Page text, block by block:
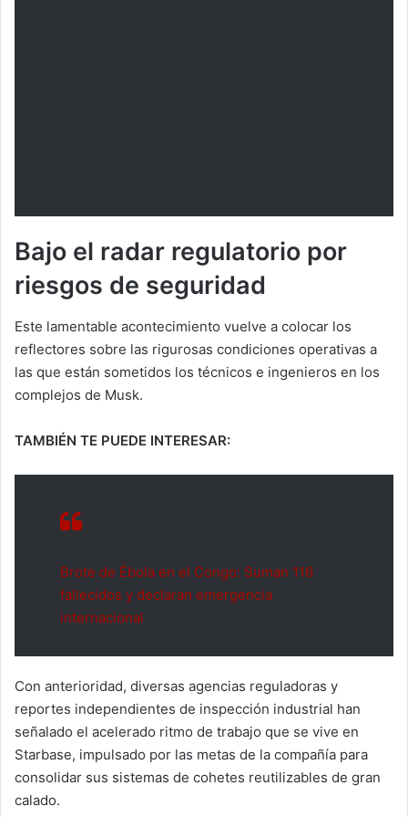
Bajo el radar regulatorio por
riesgos de seguridad
Este lamentable acontecimiento vuelve a colocar los
reflectores sobre las rigurosas condiciones operativas a
las que están sometidos los técnicos e ingenieros en los
complejos de Musk.
TAMBIÉN TE PUEDE INTERESAR:
Brote de Ébola en el Congo: Suman 116
fallecidos y declaran emergencia
internacional
Con anterioridad, diversas agencias reguladoras y
reportes independientes de inspección industrial han
señalado el acelerado ritmo de trabajo que se vive en
Starbase, impulsado por las metas de la compañía para
consolidar sus sistemas de cohetes reutilizables de gran
calado.